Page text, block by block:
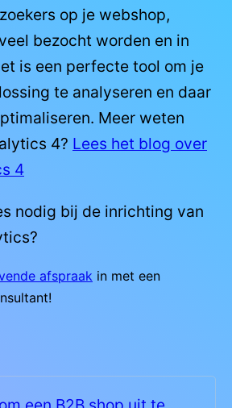
op je webshop,
bezocht worden en in
is een perfecte tool om je
te analyseren en daar
Meer weten
4? Lees het blog over
4
nodig bij de inrichting van
afspraak in met een